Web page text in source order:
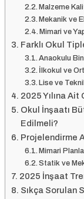
Malzeme
Mekanik ve
Mimari ve
Farklı Okul
Anaokulu
İlkokul ve
Lise ve
2025 Yılına
Okul İnşaatı
Edilmeli?
Projelendirme
Mimari
Statik ve
2025 İnşaat
Sıkça Sorulan